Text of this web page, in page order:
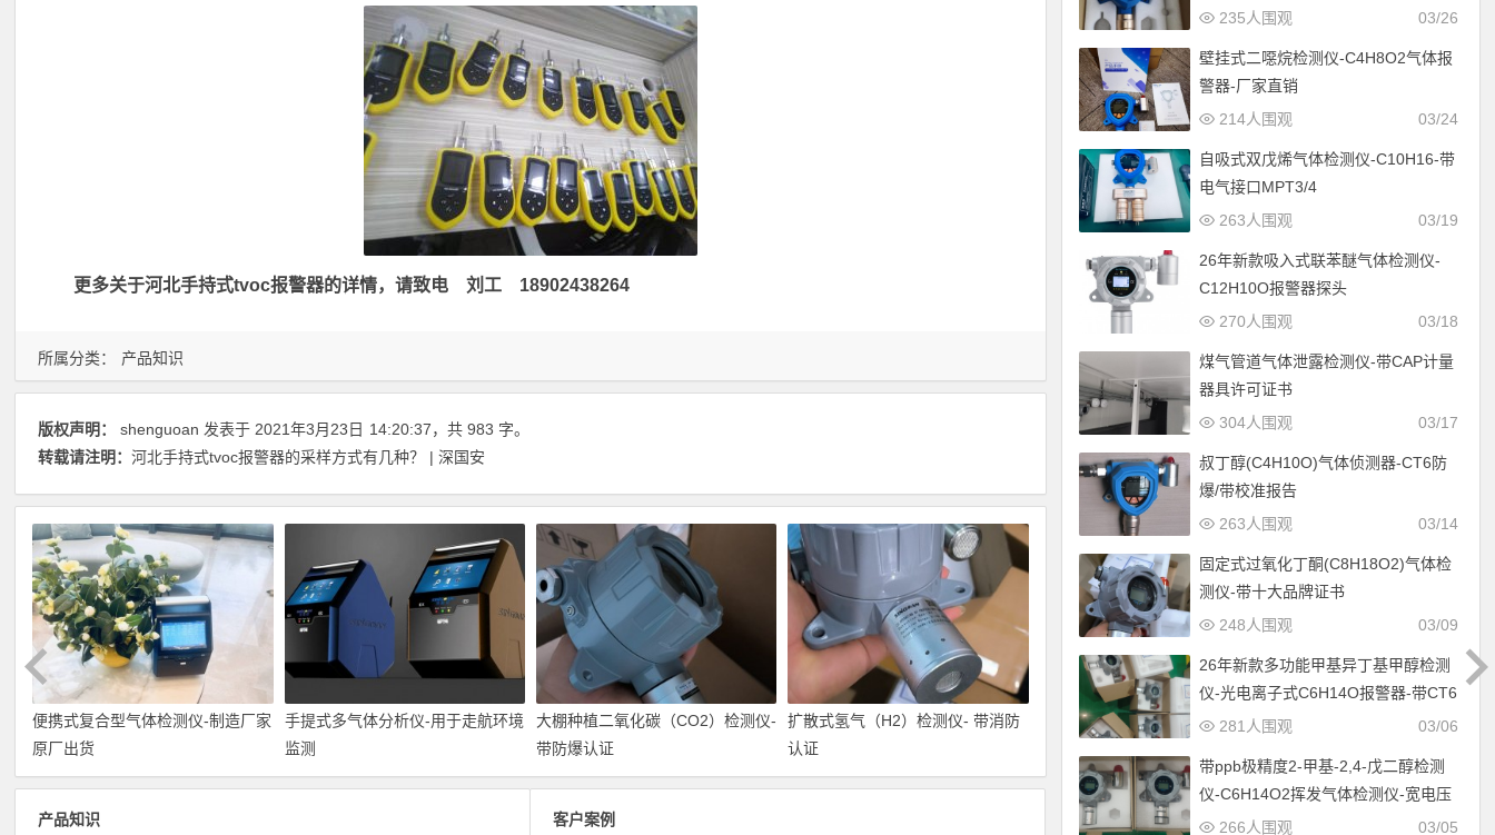
更多关于河北手持式tvoc报警器的详情，请致电 刘工 18902438264
所属分类： 产品知识
版权声明： shenguoan 发表于 2021年3月23日 14:20:37，共 983 字。
转载请注明：河北手持式tvoc报警器的采样方式有几种？ | 深国安
便携式复合型气体检测仪-制造厂家
原厂出货
手提式多气体分析仪-用于走航环境
监测
大棚种植二氧化碳（CO2）检测仪-
带防爆认证
扩散式氢气（H2）检测仪- 带消防
认证
产品知识 客户案例
03/26
235人围观
壁挂式二噁烷检测仪-C4H8O2气体报
警器-厂家直销
03/24
214人围观
自吸式双戊烯气体检测仪-C10H16-带
电气接口MPT3/4
03/19
263人围观
26年新款吸入式联苯醚气体检测仪-
C12H10O报警器探头
03/18
270人围观
煤气管道气体泄露检测仪-带CAP计量
器具许可证书
03/17
304人围观
叔丁醇(C4H10O)气体侦测器-CT6防
爆/带校准报告
03/14
263人围观
固定式过氧化丁酮(C8H18O2)气体检
测仪-带十大品牌证书
03/09
248人围观
26年新款多功能甲基异丁基甲醇检测
仪-光电离子式C6H14O报警器-带CT6
防爆设计
03/06
281人围观
带ppb极精度2-甲基-2,4-戊二醇检测
仪-C6H14O2挥发气体检测仪-宽电压
12-30V供电
03/05
266人围观